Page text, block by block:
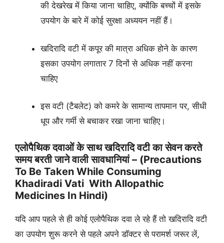
की देखरेख में किया जाना चाहिए, क्योंकि बच्चों में इसके
उपयोग के बारे में कोई सुरक्षा अध्ययन नहीं हैं।
खदिरादि वटी में कपूर की मात्रा अधिक होने के कारण
इसका उपयोग लगातार 7 दिनों से अधिक नहीं करना
चाहिए
इस वटी (टैबलेट) को कमरे के सामान्य तापमान पर, सीधी
धूप और गर्मी से बचाकर रखा जाना चाहिए।
एलोपैथिक दवाओं के साथ खदिरादि वटी का सेवन करते
समय बरती जाने वाली सावधानियां – (Precautions
To Be Taken While Consuming
Khadiradi Vati With Allopathic
Medicines In Hindi)
यदि आप पहले से ही कोई एलोपैथिक दवा ले रहे हैं तो खदिरादि वटी
का उपयोग शुरू करने से पहले अपने डॉक्टर से परामर्श जरूर लें,